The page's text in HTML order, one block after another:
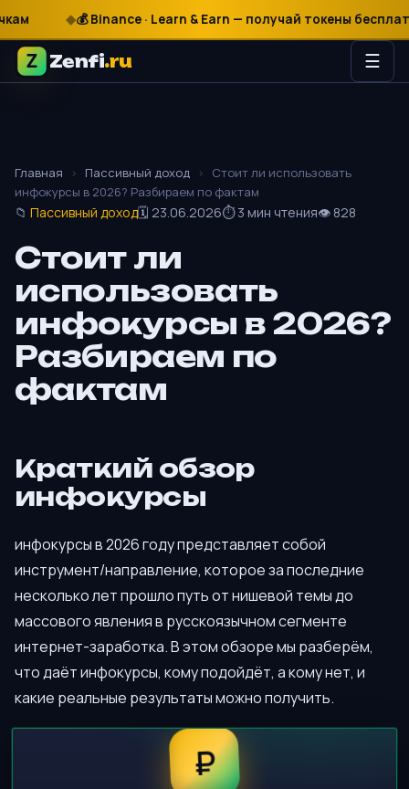
₽
$
€ 💰 Binance · Learn & Earn — получай токены бесплатно
Zenfi.ru ☰
Главная › Пассивный доход ›
Стоит ли использовать
инфокурсы в 2026? Разбираем по фактам
📁 Пассивный доход🗓 23.06.2026⏱ 3 мин чтения👁 828
Стоит ли
использовать
инфокурсы в 2026?
Разбираем по
фактам
Краткий обзор
инфокурсы
инфокурсы в 2026 году представляет собой
инструмент/направление, которое за последние
несколько лет прошло путь от нишевой темы до
массового явления в русскоязычном сегменте
интернет-заработка. В этом обзоре мы разберём,
что даёт инфокурсы, кому подойдёт, а кому нет, и
какие реальные результаты можно получить.
₽